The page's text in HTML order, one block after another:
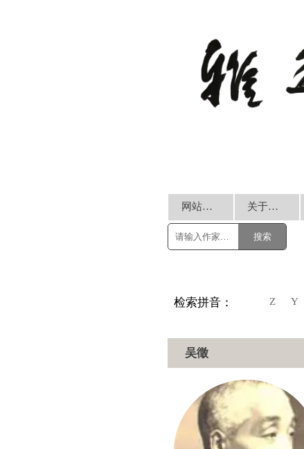
网站首页 关于我们
搜索
检索拼音： Z Y
吴徵